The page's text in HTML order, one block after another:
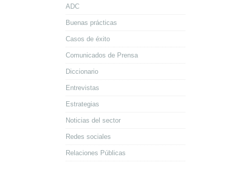
ADC
Buenas prácticas
Casos de éxito
Comunicados de Prensa
Diccionario
Entrevistas
Estrategias
Noticias del sector
Redes sociales
Relaciones Públicas